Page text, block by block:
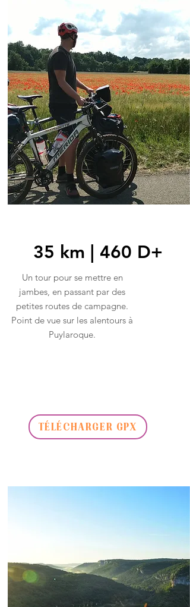
35 km | 460 D+
Un tour pour se mettre en
jambes, en passant par des
petites routes de campagne.
Point de vue sur les alentours à
Puylaroque.
TÉLÉCHARGER GPX